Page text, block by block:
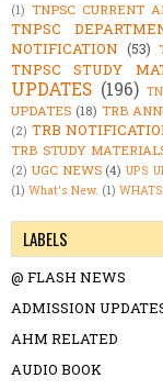
(1) TNPSC CURRENT
TNPSC
NOTIFICATION (53)
TNPSC STUDY
UPDATES (196)
UPDATES (18) TRB
(2) TRB
TRB STUDY
(2) UGC NEWS (4) UPS
(1) What's New. (1)
LABELS
@ FLASH NEWS
ADMISSION
AHM RELATED
AUDIO BOOK